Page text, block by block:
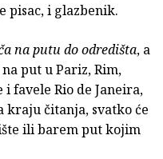
pisac, i glazbenik.
na putu do odredišta, a
put u Pariz, Rim,
favele Rio de Janeira,
čitanja, svatko će
ili barem put kojim